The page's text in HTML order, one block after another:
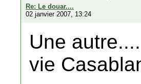
Re: Le douar....
02 janvier 2007, 13:24
Une
vie